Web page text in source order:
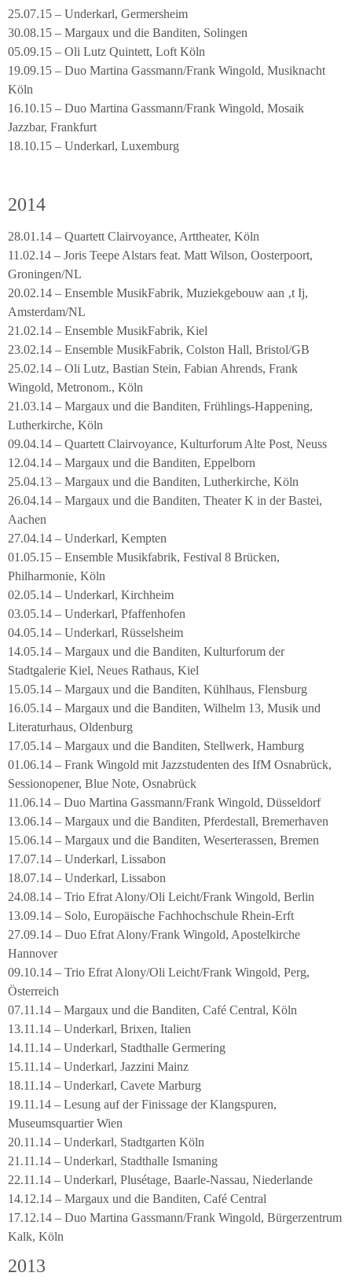
25.07.15 – Underkarl, Germersheim
30.08.15 – Margaux und die Banditen, Solingen
05.09.15 – Oli Lutz Quintett, Loft Köln
19.09.15 – Duo Martina Gassmann/Frank Wingold, Musiknacht
Köln
16.10.15 – Duo Martina Gassmann/Frank Wingold, Mosaik
Jazzbar, Frankfurt
18.10.15 – Underkarl, Luxemburg
2014
28.01.14 – Quartett Clairvoyance, Arttheater, Köln
11.02.14 – Joris Teepe Alstars feat. Matt Wilson, Oosterpoort,
Groningen/NL
20.02.14 – Ensemble MusikFabrik, Muziekgebouw aan ‚t Ij,
Amsterdam/NL
21.02.14 – Ensemble MusikFabrik, Kiel
23.02.14 – Ensemble MusikFabrik, Colston Hall, Bristol/GB
25.02.14 – Oli Lutz, Bastian Stein, Fabian Ahrends, Frank
Wingold, Metronom., Köln
21.03.14 – Margaux und die Banditen, Frühlings-Happening,
Lutherkirche, Köln
09.04.14 – Quartett Clairvoyance, Kulturforum Alte Post, Neuss
12.04.14 – Margaux und die Banditen, Eppelborn
25.04.13 – Margaux und die Banditen, Lutherkirche, Köln
26.04.14 – Margaux und die Banditen, Theater K in der Bastei,
Aachen
27.04.14 – Underkarl, Kempten
01.05.15 – Ensemble Musikfabrik, Festival 8 Brücken,
Philharmonie, Köln
02.05.14 – Underkarl, Kirchheim
03.05.14 – Underkarl, Pfaffenhofen
04.05.14 – Underkarl, Rüsselsheim
14.05.14 – Margaux und die Banditen, Kulturforum der
Stadtgalerie Kiel, Neues Rathaus, Kiel
15.05.14 – Margaux und die Banditen, Kühlhaus, Flensburg
16.05.14 – Margaux und die Banditen, Wilhelm 13, Musik und
Literaturhaus, Oldenburg
17.05.14 – Margaux und die Banditen, Stellwerk, Hamburg
01.06.14 – Frank Wingold mit Jazzstudenten des IfM Osnabrück,
Sessionopener, Blue Note, Osnabrück
11.06.14 – Duo Martina Gassmann/Frank Wingold, Düsseldorf
13.06.14 – Margaux und die Banditen, Pferdestall, Bremerhaven
15.06.14 – Margaux und die Banditen, Weserterassen, Bremen
17.07.14 – Underkarl, Lissabon
18.07.14 – Underkarl, Lissabon
24.08.14 – Trio Efrat Alony/Oli Leicht/Frank Wingold, Berlin
13.09.14 – Solo, Europäische Fachhochschule Rhein-Erft
27.09.14 – Duo Efrat Alony/Frank Wingold, Apostelkirche
Hannover
09.10.14 – Trio Efrat Alony/Oli Leicht/Frank Wingold, Perg,
Österreich
07.11.14 – Margaux und die Banditen, Café Central, Köln
13.11.14 – Underkarl, Brixen, Italien
14.11.14 – Underkarl, Stadthalle Germering
15.11.14 – Underkarl, Jazzini Mainz
18.11.14 – Underkarl, Cavete Marburg
19.11.14 – Lesung auf der Finissage der Klangspuren,
Museumsquartier Wien
20.11.14 – Underkarl, Stadtgarten Köln
21.11.14 – Underkarl, Stadthalle Ismaning
22.11.14 – Underkarl, Plusétage, Baarle-Nassau, Niederlande
14.12.14 – Margaux und die Banditen, Café Central
17.12.14 – Duo Martina Gassmann/Frank Wingold, Bürgerzentrum
Kalk, Köln
2013